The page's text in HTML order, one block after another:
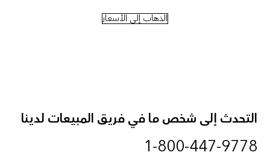
الذهاب إلى الأسعار
التحدث إلى شخص ما في فريق المبيعات لدينا
1-800-447-9778